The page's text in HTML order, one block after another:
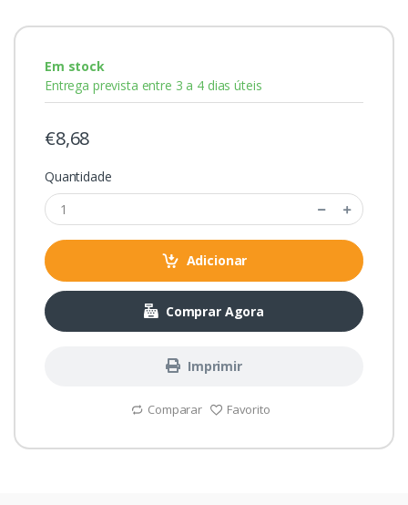
Em stock
Entrega prevista entre 3 a 4 dias úteis
€8,68
Quantidade
Adicionar
Comprar Agora
Imprimir
Comparar Favorito